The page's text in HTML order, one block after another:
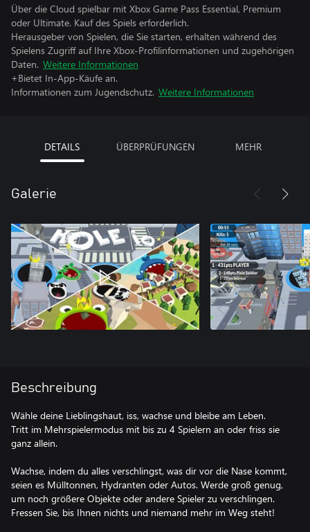
Über die Cloud spielbar mit Xbox Game Pass Essential, Premium
oder Ultimate. Kauf des Spiels erforderlich.
Herausgeber von Spielen, die Sie starten, erhalten während des
Spielens Zugriff auf Ihre Xbox-Profilinformationen und zugehörigen
Daten. Weitere Informationen
+Bietet In-App-Käufe an.
Informationen zum Jugendschutz. Weitere Informationen
DETAILS ÜBERPRÜFUNGEN MEHR
Galerie
Beschreibung
Wähle deine Lieblingshaut, iss, wachse und bleibe am Leben.
Tritt im Mehrspielermodus mit bis zu 4 Spielern an oder friss sie
ganz allein.
Wachse, indem du alles verschlingst, was dir vor die Nase kommt,
seien es Mülltonnen, Hydranten oder Autos. Werde groß genug,
um noch größere Objekte oder andere Spieler zu verschlingen.
Fressen Sie, bis Ihnen nichts und niemand mehr im Weg steht!